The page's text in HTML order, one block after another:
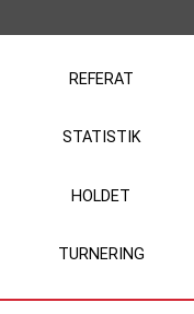
REFERAT
STATISTIK
HOLDET
TURNERING